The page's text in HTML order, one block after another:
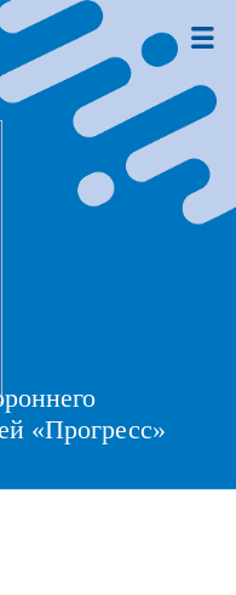
«Прогресс»